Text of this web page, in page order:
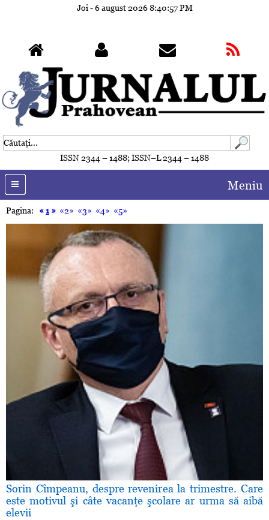
Joi - 6 august 20268:41:00 PM
ISSN 2344 – 1488; ISSN–L 2344 – 1488
Meniu
Pagina: «1» «2» «3» «4» «5»
Sorin Cîmpeanu, despre revenirea la trimestre. Care
este motivul şi câte vacanţe şcolare ar urma să aibă
elevii